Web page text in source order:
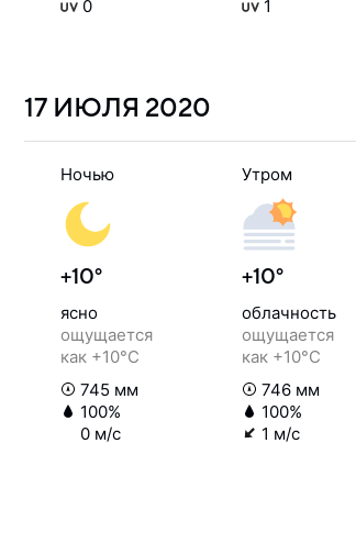
0
1
17 ИЮЛЯ 2020
Ночью
+10°
ясно
ощущается
как +10°C
745 мм
100%
0 м/с
Утром
+10°
облачность
ощущается
как +10°C
746 мм
100%
1 м/с